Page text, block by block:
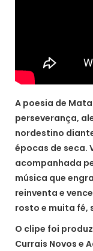
A poesia de
perseverança,
nordestino
épocas de seca.
acompanhada
música que
reinventa e
rosto e muita fé,
O clipe foi
Currais Novos e